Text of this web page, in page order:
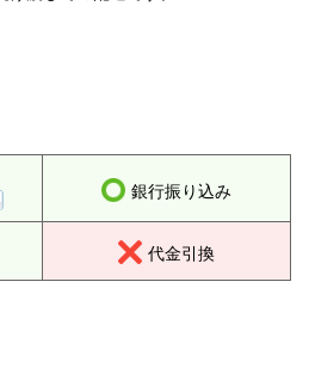
銀行振り込み
代金引換